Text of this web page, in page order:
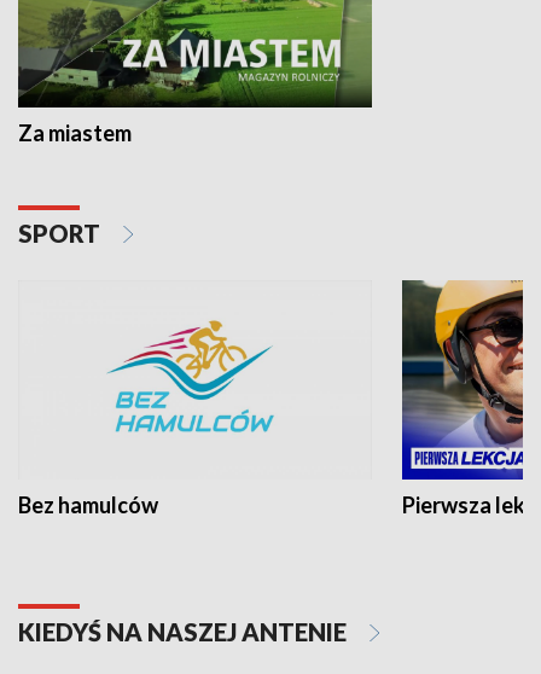
Za miastem
SPORT
Bez hamulców Pierwsza
KIEDYŚ NA NASZEJ ANTENIE